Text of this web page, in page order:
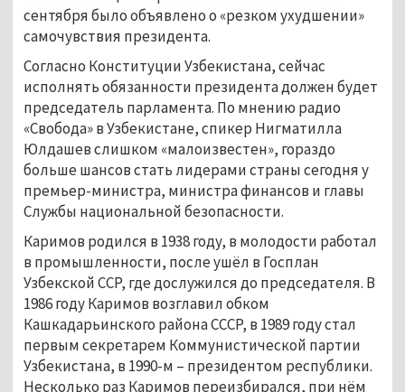
сентября было объявлено о «резком ухудшении»
самочувствия президента.
Согласно Конституции Узбекистана, сейчас
исполнять обязанности президента должен будет
председатель парламента. По мнению радио
«Свобода» в Узбекистане, спикер Нигматилла
Юлдашев слишком «малоизвестен», гораздо
больше шансов стать лидерами страны сегодня у
премьер-министра, министра финансов и главы
Службы национальной безопасности.
Каримов родился в 1938 году, в молодости работал
в промышленности, после ушёл в Госплан
Узбекской ССР, где дослужился до председателя. В
1986 году Каримов возглавил обком
Кашкадарьинского района СССР, в 1989 году стал
первым секретарем Коммунистической партии
Узбекистана, в 1990-м – президентом республики.
Несколько раз Каримов переизбирался, при нём